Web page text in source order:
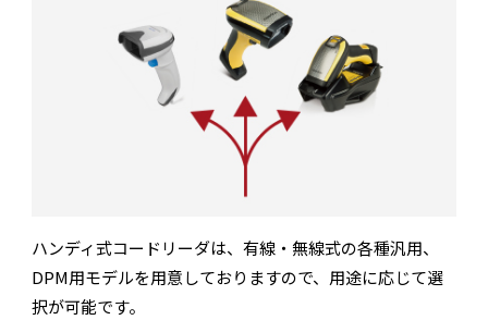
ハンディ式コードリーダは、有線・無線式の各種汎用、
DPM用モデルを用意しておりますので、用途に応じて選
択が可能です。